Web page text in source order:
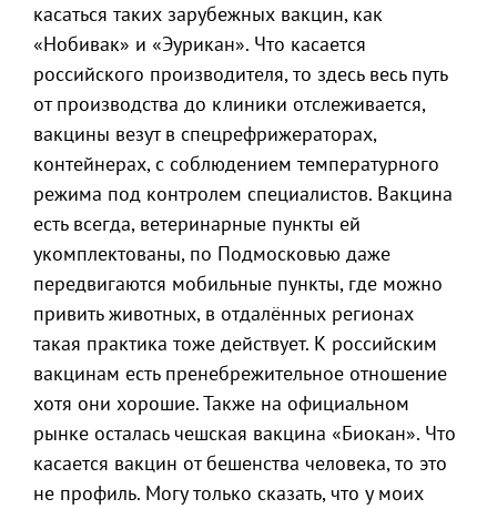
касаться таких зарубежных вакцин, как
«Нобивак» и «Эурикан». Что касается
российского производителя, то здесь весь путь
от производства до клиники отслеживается,
вакцины везут в спецрефрижераторах,
контейнерах, с соблюдением температурного
режима под контролем специалистов. Вакцина
есть всегда, ветеринарные пункты ей
укомплектованы, по Подмосковью даже
передвигаются мобильные пункты, где можно
привить животных, в отдалённых регионах
такая практика тоже действует. К российским
вакцинам есть пренебрежительное отношение
хотя они хорошие. Также на официальном
рынке осталась чешская вакцина «Биокан». Что
касается вакцин от бешенства человека, то это
не профиль. Могу только сказать, что у моих